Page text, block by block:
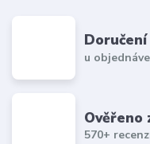
u
Ověřeno
570+